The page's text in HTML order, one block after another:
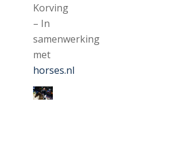
Korving
– In
samenwerking
met
horses.nl